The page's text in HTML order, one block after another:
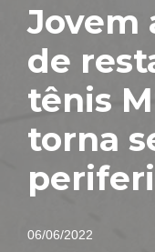
Jovem
de
tênis
torna
06/06/2022